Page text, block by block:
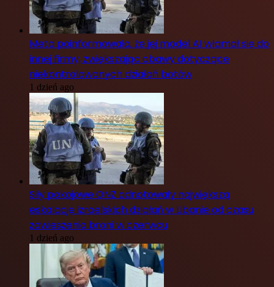
Meta poinformowała, że jej model AI włamał się do
innej firmy, zwiększając obawy dotyczące
niekontrolowanych działań botów
1 dzień ago
Siły pokojowe ONZ odnotowały największą
eskalację izraelskich działań w Libanie od czasu
zawieszenia broni w czerwcu
1 dzień ago